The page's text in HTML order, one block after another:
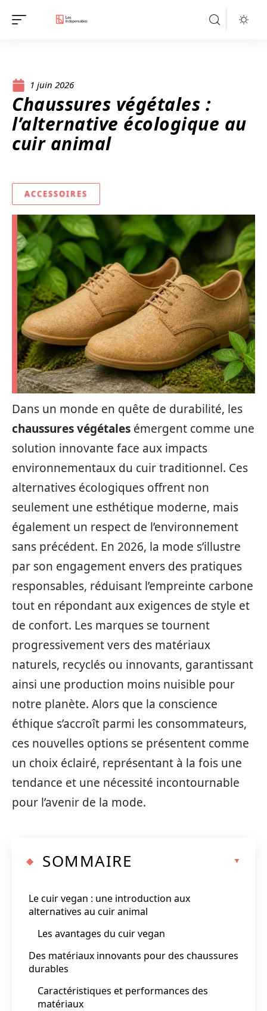
1 juin 2026
Chaussures végétales :
l’alternative écologique au
cuir animal
ACCESSOIRES
Dans un monde en quête de durabilité, les
chaussures végétales émergent comme une
solution innovante face aux impacts
environnementaux du cuir traditionnel. Ces
alternatives écologiques offrent non
seulement une esthétique moderne, mais
également un respect de l’environnement
sans précédent. En 2026, la mode s’illustre
par son engagement envers des pratiques
responsables, réduisant l’empreinte carbone
tout en répondant aux exigences de style et
de confort. Les marques se tournent
progressivement vers des matériaux
naturels, recyclés ou innovants, garantissant
ainsi une production moins nuisible pour
notre planète. Alors que la conscience
éthique s’accroît parmi les consommateurs,
ces nouvelles options se présentent comme
un choix éclairé, représentant à la fois une
tendance et une nécessité incontournable
pour l’avenir de la mode.
SOMMAIRE
Le cuir vegan : une introduction aux
alternatives au cuir animal
Les avantages du cuir vegan
Des matériaux innovants pour des chaussures
durables
Caractéristiques et performances des
matériaux